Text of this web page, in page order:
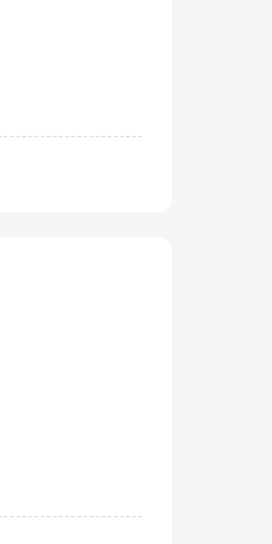
IT, law, and
and
such as
services.
Co Limited
to clients,